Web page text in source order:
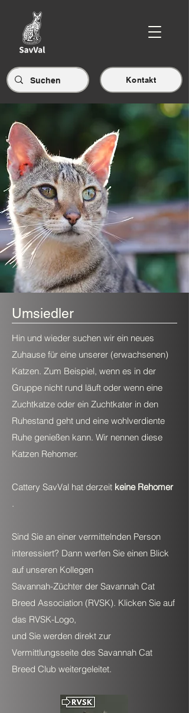
Kontakt
Umsiedler
Hin und wieder suchen wir ein neues
Zuhause für eine unserer (erwachsenen)
Katzen. Zum Beispiel, wenn es in der
Gruppe nicht rund läuft oder wenn eine
Zuchtkatze oder ein Zuchtkater in den
Ruhestand geht und eine wohlverdiente
Ruhe genießen kann. Wir nennen diese
Katzen Rehomer.
Cattery SavVal hat derzeit keine Rehomer
.
Sind Sie an einer vermittelnden Person
interessiert? Dann werfen Sie einen Blick
auf unseren Kollegen
Savannah-Züchter der Savannah Cat
Breed Association (RVSK). Klicken Sie auf
das RVSK-Logo,
und Sie werden direkt zur
Vermittlungsseite des Savannah Cat
Breed Club weitergeleitet.